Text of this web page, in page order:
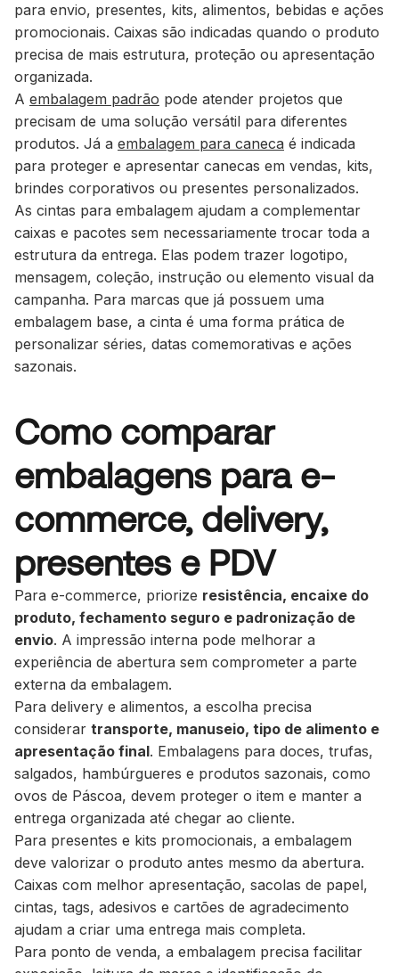
para envio, presentes, kits, alimentos, bebidas e ações
promocionais. Caixas são indicadas quando o produto
precisa de mais estrutura, proteção ou apresentação
organizada.
A embalagem padrão pode atender projetos que
precisam de uma solução versátil para diferentes
produtos. Já a embalagem para caneca é indicada
para proteger e apresentar canecas em vendas, kits,
brindes corporativos ou presentes personalizados.
As cintas para embalagem ajudam a complementar
caixas e pacotes sem necessariamente trocar toda a
estrutura da entrega. Elas podem trazer logotipo,
mensagem, coleção, instrução ou elemento visual da
campanha. Para marcas que já possuem uma
embalagem base, a cinta é uma forma prática de
personalizar séries, datas comemorativas e ações
sazonais.
Como comparar
embalagens para e-
commerce, delivery,
presentes e PDV
Para e-commerce, priorize resistência, encaixe do
produto, fechamento seguro e padronização de
envio. A impressão interna pode melhorar a
experiência de abertura sem comprometer a parte
externa da embalagem.
Para delivery e alimentos, a escolha precisa
considerar transporte, manuseio, tipo de alimento e
apresentação final. Embalagens para doces, trufas,
salgados, hambúrgueres e produtos sazonais, como
ovos de Páscoa, devem proteger o item e manter a
entrega organizada até chegar ao cliente.
Para presentes e kits promocionais, a embalagem
deve valorizar o produto antes mesmo da abertura.
Caixas com melhor apresentação, sacolas de papel,
cintas, tags, adesivos e cartões de agradecimento
ajudam a criar uma entrega mais completa.
Para ponto de venda, a embalagem precisa facilitar